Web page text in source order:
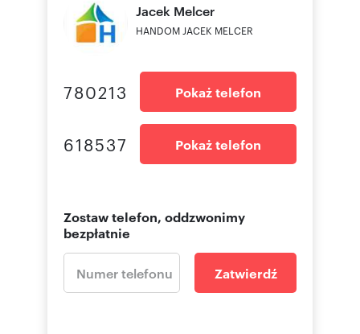
Jacek Melcer
HANDOM JACEK MELCER
780213 Pokaż telefon
618537 Pokaż telefon
Zostaw telefon, oddzwonimy
bezpłatnie
Zatwierdź